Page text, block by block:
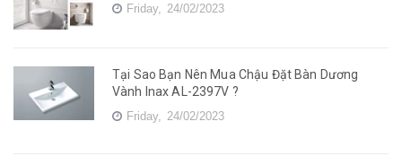
Friday, 24/02/2023
Tại Sao Bạn Nên Mua Chậu Đặt Bàn Dương
Vành Inax AL-2397V ?
Friday, 24/02/2023